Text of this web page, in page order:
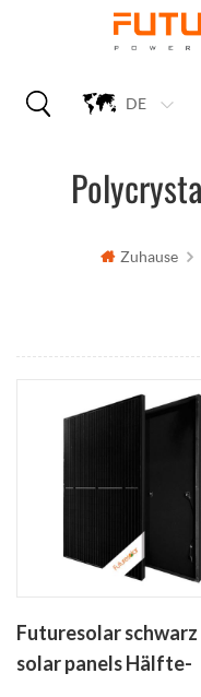
DE
Zuhause
Futuresolar schwarz
solar panels Hälfte-